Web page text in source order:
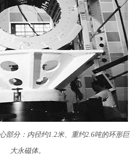
部分：内径约1.2米、重约2.6吨的环形巨
大永磁体。